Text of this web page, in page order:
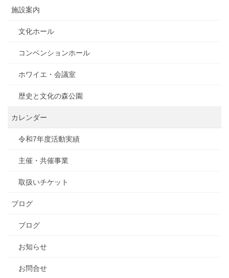
施設案内
文化ホール
コンベンションホール
ホワイエ・会議室
歴史と文化の森公園
カレンダー
令和7年度活動実績
主催・共催事業
取扱いチケット
ブログ
ブログ
お知らせ
お問合せ